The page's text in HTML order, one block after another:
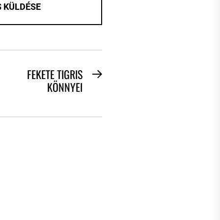
Next
FEKETE TIGRIS
KÖNNYEI